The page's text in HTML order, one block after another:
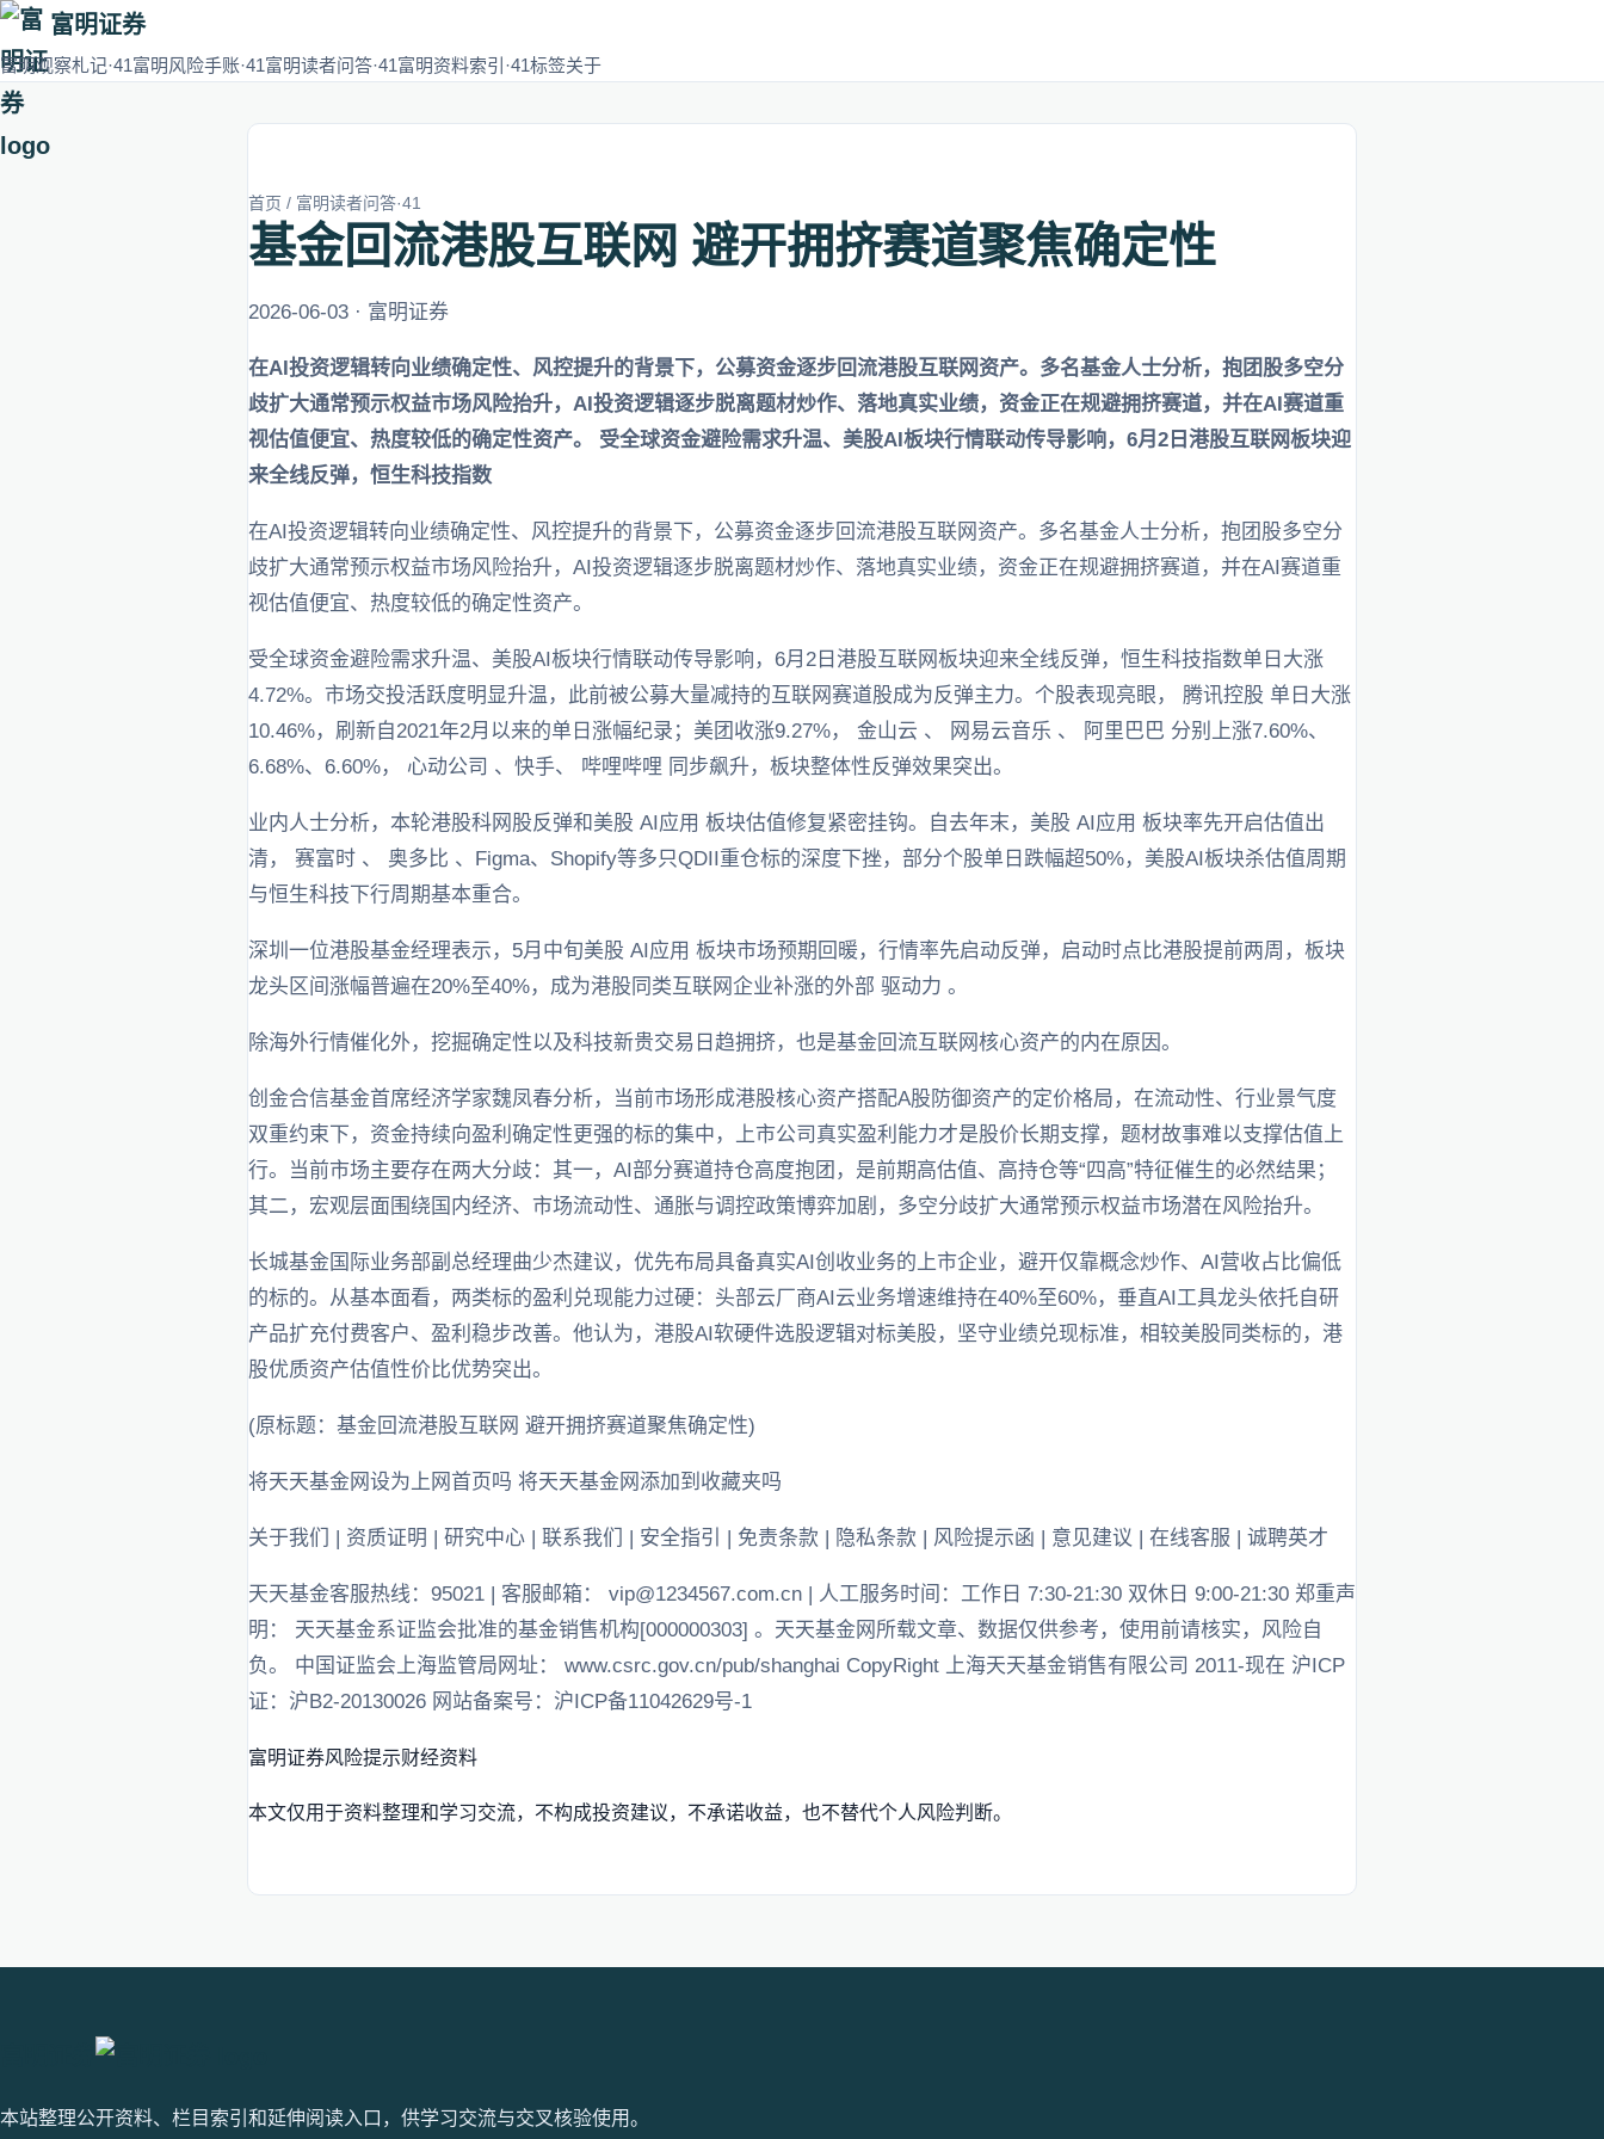
富明证券
富明观察札记·41富明风险手账·41富明读者问答·41富明资料索引·41标签关于
首页 / 富明读者问答·41
基金回流港股互联网 避开拥挤赛道聚焦确定性
2026-06-03 · 富明证券
在AI投资逻辑转向业绩确定性、风控提升的背景下，公募资金逐步回流港股互联网资产。多名基金人士分析，抱团股多空分
歧扩大通常预示权益市场风险抬升，AI投资逻辑逐步脱离题材炒作、落地真实业绩，资金正在规避拥挤赛道，并在AI赛道重
视估值便宜、热度较低的确定性资产。 受全球资金避险需求升温、美股AI板块行情联动传导影响，6月2日港股互联网板块迎
来全线反弹，恒生科技指数
在AI投资逻辑转向业绩确定性、风控提升的背景下，公募资金逐步回流港股互联网资产。多名基金人士分析，抱团股多空分
歧扩大通常预示权益市场风险抬升，AI投资逻辑逐步脱离题材炒作、落地真实业绩，资金正在规避拥挤赛道，并在AI赛道重
视估值便宜、热度较低的确定性资产。
受全球资金避险需求升温、美股AI板块行情联动传导影响，6月2日港股互联网板块迎来全线反弹，恒生科技指数单日大涨
4.72%。市场交投活跃度明显升温，此前被公募大量减持的互联网赛道股成为反弹主力。个股表现亮眼， 腾讯控股 单日大涨
10.46%，刷新自2021年2月以来的单日涨幅纪录；美团收涨9.27%， 金山云 、 网易云音乐 、 阿里巴巴 分别上涨7.60%、
6.68%、6.60%， 心动公司 、快手、 哔哩哔哩 同步飙升，板块整体性反弹效果突出。
业内人士分析，本轮港股科网股反弹和美股 AI应用 板块估值修复紧密挂钩。自去年末，美股 AI应用 板块率先开启估值出
清， 赛富时 、 奥多比 、Figma、Shopify等多只QDII重仓标的深度下挫，部分个股单日跌幅超50%，美股AI板块杀估值周期
与恒生科技下行周期基本重合。
深圳一位港股基金经理表示，5月中旬美股 AI应用 板块市场预期回暖，行情率先启动反弹，启动时点比港股提前两周，板块
龙头区间涨幅普遍在20%至40%，成为港股同类互联网企业补涨的外部 驱动力 。
除海外行情催化外，挖掘确定性以及科技新贵交易日趋拥挤，也是基金回流互联网核心资产的内在原因。
创金合信基金首席经济学家魏凤春分析，当前市场形成港股核心资产搭配A股防御资产的定价格局，在流动性、行业景气度
双重约束下，资金持续向盈利确定性更强的标的集中，上市公司真实盈利能力才是股价长期支撑，题材故事难以支撑估值上
行。当前市场主要存在两大分歧：其一，AI部分赛道持仓高度抱团，是前期高估值、高持仓等“四高”特征催生的必然结果；
其二，宏观层面围绕国内经济、市场流动性、通胀与调控政策博弈加剧，多空分歧扩大通常预示权益市场潜在风险抬升。
长城基金国际业务部副总经理曲少杰建议，优先布局具备真实AI创收业务的上市企业，避开仅靠概念炒作、AI营收占比偏低
的标的。从基本面看，两类标的盈利兑现能力过硬：头部云厂商AI云业务增速维持在40%至60%，垂直AI工具龙头依托自研
产品扩充付费客户、盈利稳步改善。他认为，港股AI软硬件选股逻辑对标美股，坚守业绩兑现标准，相较美股同类标的，港
股优质资产估值性价比优势突出。
(原标题：基金回流港股互联网 避开拥挤赛道聚焦确定性)
将天天基金网设为上网首页吗 将天天基金网添加到收藏夹吗
关于我们 | 资质证明 | 研究中心 | 联系我们 | 安全指引 | 免责条款 | 隐私条款 | 风险提示函 | 意见建议 | 在线客服 | 诚聘英才
天天基金客服热线：95021 | 客服邮箱： vip@1234567.com.cn | 人工服务时间：工作日 7:30-21:30 双休日 9:00-21:30 郑重声
明： 天天基金系证监会批准的基金销售机构[000000303] 。天天基金网所载文章、数据仅供参考，使用前请核实，风险自
负。 中国证监会上海监管局网址： www.csrc.gov.cn/pub/shanghai CopyRight 上海天天基金销售有限公司 2011-现在 沪ICP
证：沪B2-20130026 网站备案号：沪ICP备11042629号-1
富明证券风险提示财经资料
本文仅用于资料整理和学习交流，不构成投资建议，不承诺收益，也不替代个人风险判断。
本站整理公开资料、栏目索引和延伸阅读入口，供学习交流与交叉核验使用。